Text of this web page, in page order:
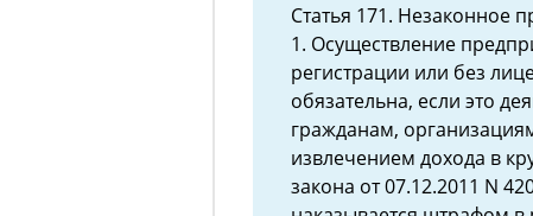
Статья 171. Незаконное
1. Осуществление
регистрации или без
обязательна, если это
гражданам,
извлечением дохода в
закона от 07.12.2011 N